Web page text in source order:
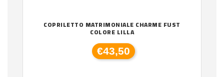
COPRILETTO MATRIMONIALE CHARME FUST
COLORE LILLA
€43,50